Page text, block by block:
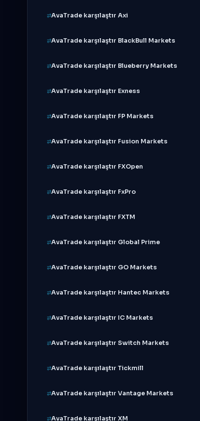
AvaTrade karşılaştır Axi
AvaTrade karşılaştır BlackBull Markets
AvaTrade karşılaştır Blueberry Markets
AvaTrade karşılaştır Exness
AvaTrade karşılaştır FP Markets
AvaTrade karşılaştır Fusion Markets
AvaTrade karşılaştır FXOpen
AvaTrade karşılaştır FxPro
AvaTrade karşılaştır FXTM
AvaTrade karşılaştır Global Prime
AvaTrade karşılaştır GO Markets
AvaTrade karşılaştır Hantec Markets
AvaTrade karşılaştır IC Markets
AvaTrade karşılaştır Switch Markets
AvaTrade karşılaştır Tickmill
AvaTrade karşılaştır Vantage Markets
AvaTrade karşılaştır XM